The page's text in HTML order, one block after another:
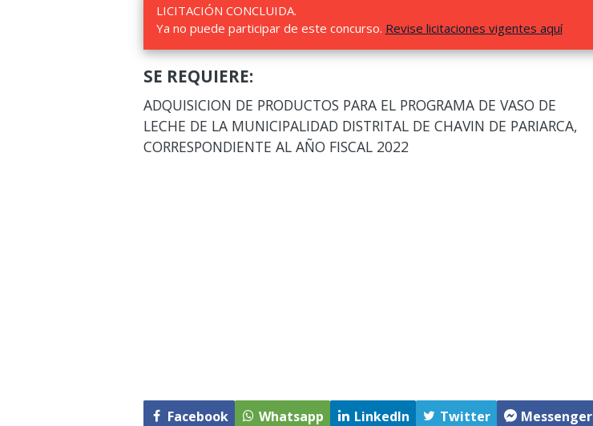
LICITACIÓN CONCLUIDA.
Ya no puede participar de este concurso. Revise licitaciones vigentes aquí
SE REQUIERE:
ADQUISICION DE PRODUCTOS PARA EL PROGRAMA DE VASO DE
LECHE DE LA MUNICIPALIDAD DISTRITAL DE CHAVIN DE PARIARCA,
CORRESPONDIENTE AL AÑO FISCAL 2022
Facebook Whatsapp LinkedIn Twitter Messenger